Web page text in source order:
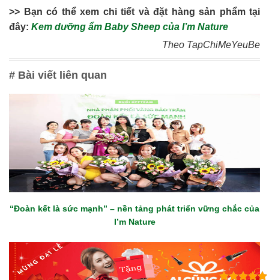
>> Bạn có thể xem chi tiết và đặt hàng sản phẩm tại
đây: Kem dưỡng ẩm Baby Sheep của I’m Nature
Theo TapChiMeYeuBe
# Bài viết liên quan
“Đoàn kết là sức mạnh” – nền tảng phát triển vững chắc của
I’m Nature